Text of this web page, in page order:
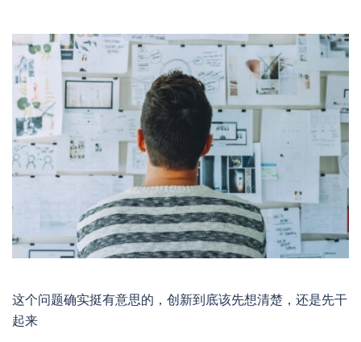
这个问题确实挺有意思的，创新到底该先想清楚，还是先干
起来